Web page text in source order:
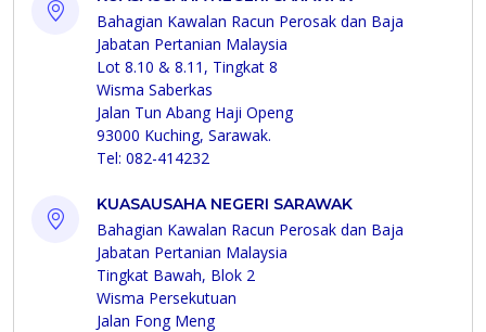
Bahagian Kawalan Racun Perosak dan Baja
Jabatan Pertanian Malaysia
Lot 8.10 & 8.11, Tingkat 8
Wisma Saberkas
Jalan Tun Abang Haji Openg
93000 Kuching, Sarawak.
Tel: 082-414232
KUASAUSAHA NEGERI SARAWAK
Bahagian Kawalan Racun Perosak dan Baja
Jabatan Pertanian Malaysia
Tingkat Bawah, Blok 2
Wisma Persekutuan
Jalan Fong Meng